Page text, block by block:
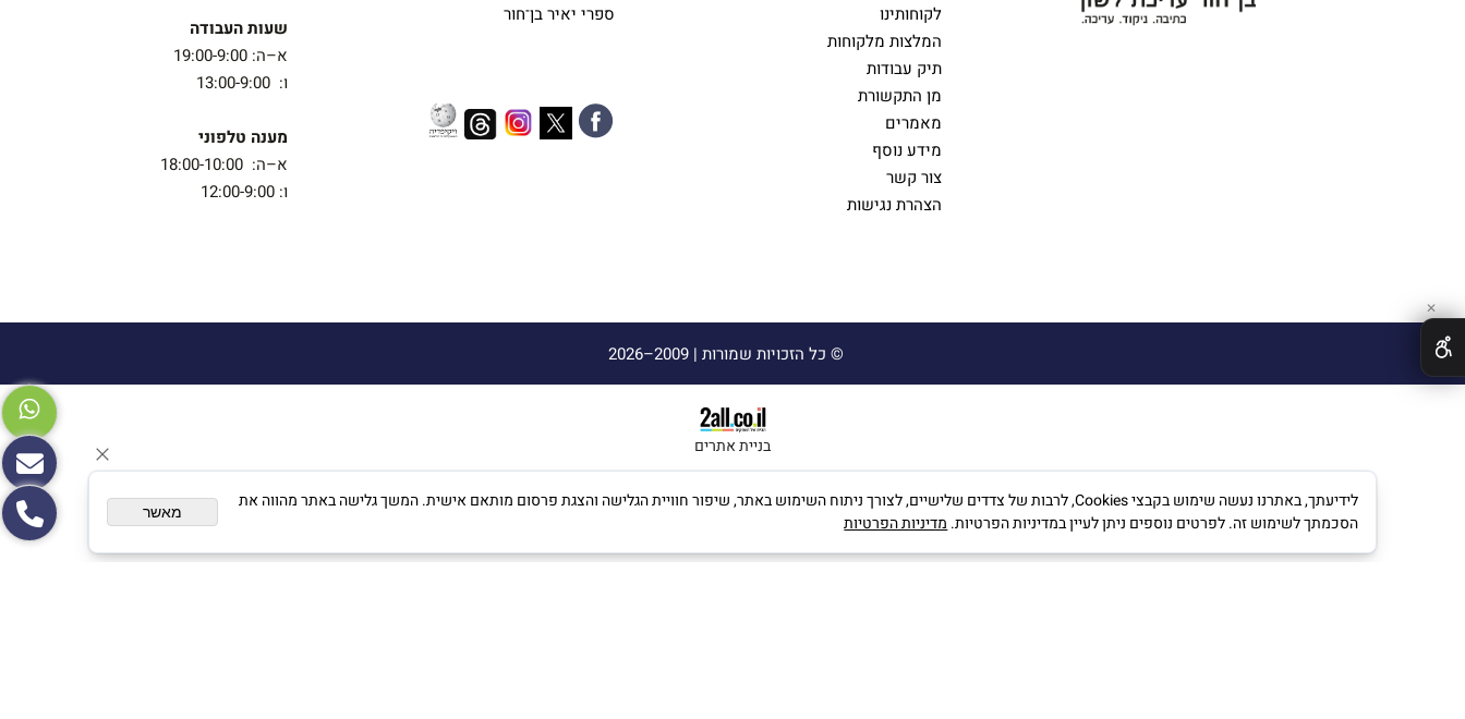
לקוחותינו
המלצות מלקוחות
תיק עבודות
מן התקשורת
מאמרים
מידע נוסף
צור קשר
הצהרת נגישות
ספרי יאיר בן־חור
שעות העבודה
א–ה: 19:00-9:00
ו: 13:00-9:00
מענה טלפוני
א–ה: 18:00-10:00
ו: 12:00-9:00
© כל הזכויות שמורות |
בניית אתרים
✕
לידיעתך, באתרנו נעשה שימוש בקבצי Cookies, לרבות של צדדים שלישיים, לצורך ניתוח השימוש באתר, שיפור חוויית הגלישה והצגת פרסום מותאם אישית. המשך גלישה באתר מהווה את
הסכמתך לשימוש זה. לפרטים נוספים ניתן לעיין במדיניות הפרטיות. מדיניות הפרטיות מאשר